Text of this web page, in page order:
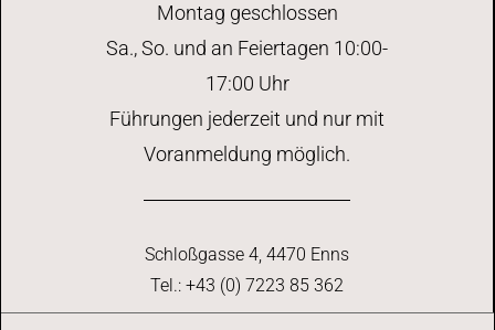
Montag geschlossen
Sa., So. und an Feiertagen 10:00-
17:00 Uhr
Führungen jederzeit und nur mit
Voranmeldung möglich.
Schloßgasse 4, 4470 Enns
Tel.: +43 (0) 7223 85 362